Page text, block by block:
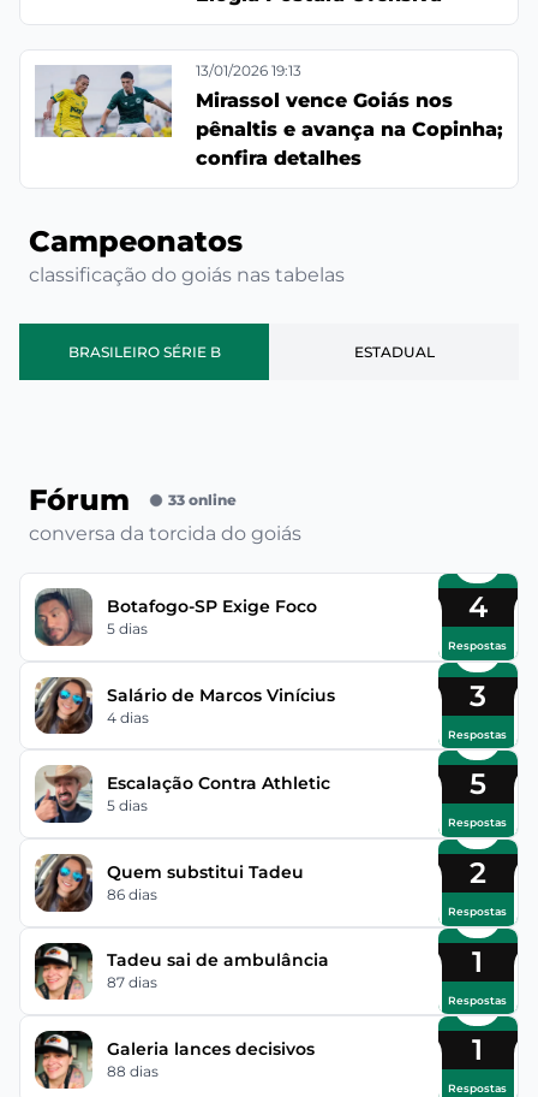
13/01/2026 19:13
Mirassol vence Goiás nos
pênaltis e avança na Copinha;
confira detalhes
Campeonatos
classificação do goiás nas tabelas
BRASILEIRO SÉRIE B ESTADUAL
Fórum 33 online
conversa da torcida do goiás
Botafogo-SP Exige Foco
5 dias
4
Respostas
Salário de Marcos Vinícius
4 dias
3
Respostas
Escalação Contra Athletic
5 dias
5
Respostas
Quem substitui Tadeu
86 dias
2
Respostas
Tadeu sai de ambulância
87 dias
1
Respostas
Galeria lances decisivos
88 dias
1
Respostas